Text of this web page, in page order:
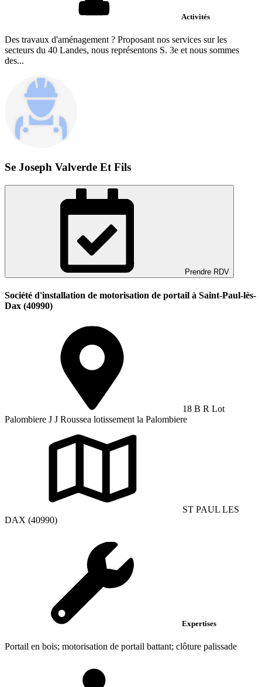
Activités
Des travaux d'aménagement ? Proposant nos services sur les
secteurs du 40 Landes, nous représentons S. 3e et nous sommes
des...
Se Joseph Valverde Et Fils
Prendre RDV
Société d'installation de motorisation de portail à Saint-Paul-lès-
Dax (40990)
18 B R Lot
Palombiere J J Roussea lotissement la Palombiere
ST PAUL LES
DAX (40990)
Expertises
Portail en bois; motorisation de portail battant; clôture palissade